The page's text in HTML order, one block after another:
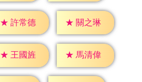
★ 許常德 ★ 關之琳
★ 王國旌 ★ 馬清偉